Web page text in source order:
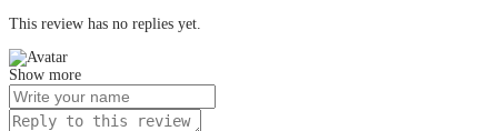
This review has no replies yet.
Show more